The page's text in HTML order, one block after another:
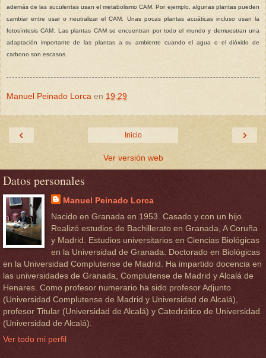
además de las suculentas usan el metabolismo CAM. Por ejemplo, algunas plantas pueden
cambiar entre usar o neutralizar el CAM. Unas pocas plantas acuáticas incluso usan la
fotosíntesis CAM. Las plantas CAM se encuentran por todo el mundo y demuestran una
adaptación importante de las plantas a su ambiente cuando el agua o el dióxido de
carbono son escasos.
Manuel Peinado Lorca en 19:29
‹ ›
Inicio
Ver versión web
Datos personales
Manuel Peinado Lorca
Nacido en Granada en 1953. Casado y con un hijo.
Realizó estudios de Bachillerato en Granada, A Coruña
y Madrid. Estudios universitarios en Ciencias Biológicas
en la Universidad de Granada. Doctorado en Biológicas
en la Universidad Complutense de Madrid. Ha impartido docencia en
las universidades de Granada, Complutense de Madrid y Alcalá de
Henares. Como profesor numerario ha sido profesor Adjunto
(Universidad Complutense de Madrid y Universidad de Alcalá),
profesor Titular (Universidad de Alcalá) y Catedrático de Universidad
(Universidad de Alcalá).
Ver todo mi perfil